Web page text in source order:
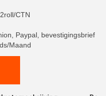
CTN
Paypal, bevestigingsbrief
Maand